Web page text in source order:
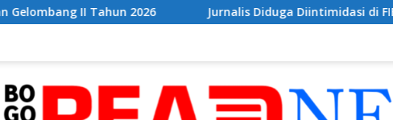
Jurnalis Diduga Diintimidasi di FIF Tangcity, PWI dan